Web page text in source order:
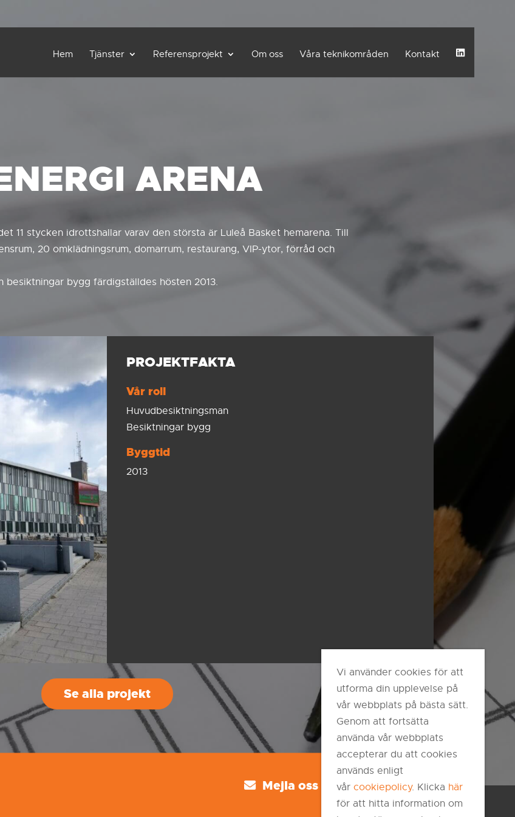
Hem Tjänster Referensprojekt Om oss Våra teknikområden Kontakt
ARENA
11 stycken idrottshallar varav den största är Luleå Basket hemarena. Till
20 omklädningsrum, domarrum, restaurang, VIP-ytor, förråd och
besiktningar bygg färdigställdes hösten 2013.
PROJEKTFAKTA
Vår roll
Huvudbesiktningsman
Besiktningar bygg
Byggtid
2013
Se alla projekt
Mejla oss
Vi använder cookies för att
utforma din upplevelse på
vår webbplats på bästa sätt.
Genom att fortsätta
använda vår webbplats
accepterar du att cookies
används enligt
vårcookiepolicy. Klicka här
för att hitta information om